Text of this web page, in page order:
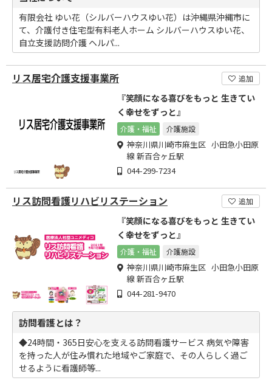
有限会社 ゆい花（シルバーハウスゆい花）は沖縄県沖縄市に
て、介護付き住宅型有料老人ホーム シルバーハウスゆい花、
自立支援訪問介護 ヘルパ...
リス居宅介護支援事業所 追加
『笑顔になる喜びをもっと 生きてい
く幸せをずっと』
介護・福祉 介護施設
神奈川県川崎市麻生区 小田急小田原
線 新百合ヶ丘駅
044-299-7234
リス訪問看護リハビリステーション 追加
『笑顔になる喜びをもっと 生きてい
く幸せをずっと』
介護・福祉 介護施設
神奈川県川崎市麻生区 小田急小田原
線 新百合ヶ丘駅
044-281-9470
訪問看護とは？
◆24時間・365日安心を支える訪問看護サービス 病気や障害
を持った人が住み慣れた地域やご家庭で、その人らしく過ご
せるように看護師等...